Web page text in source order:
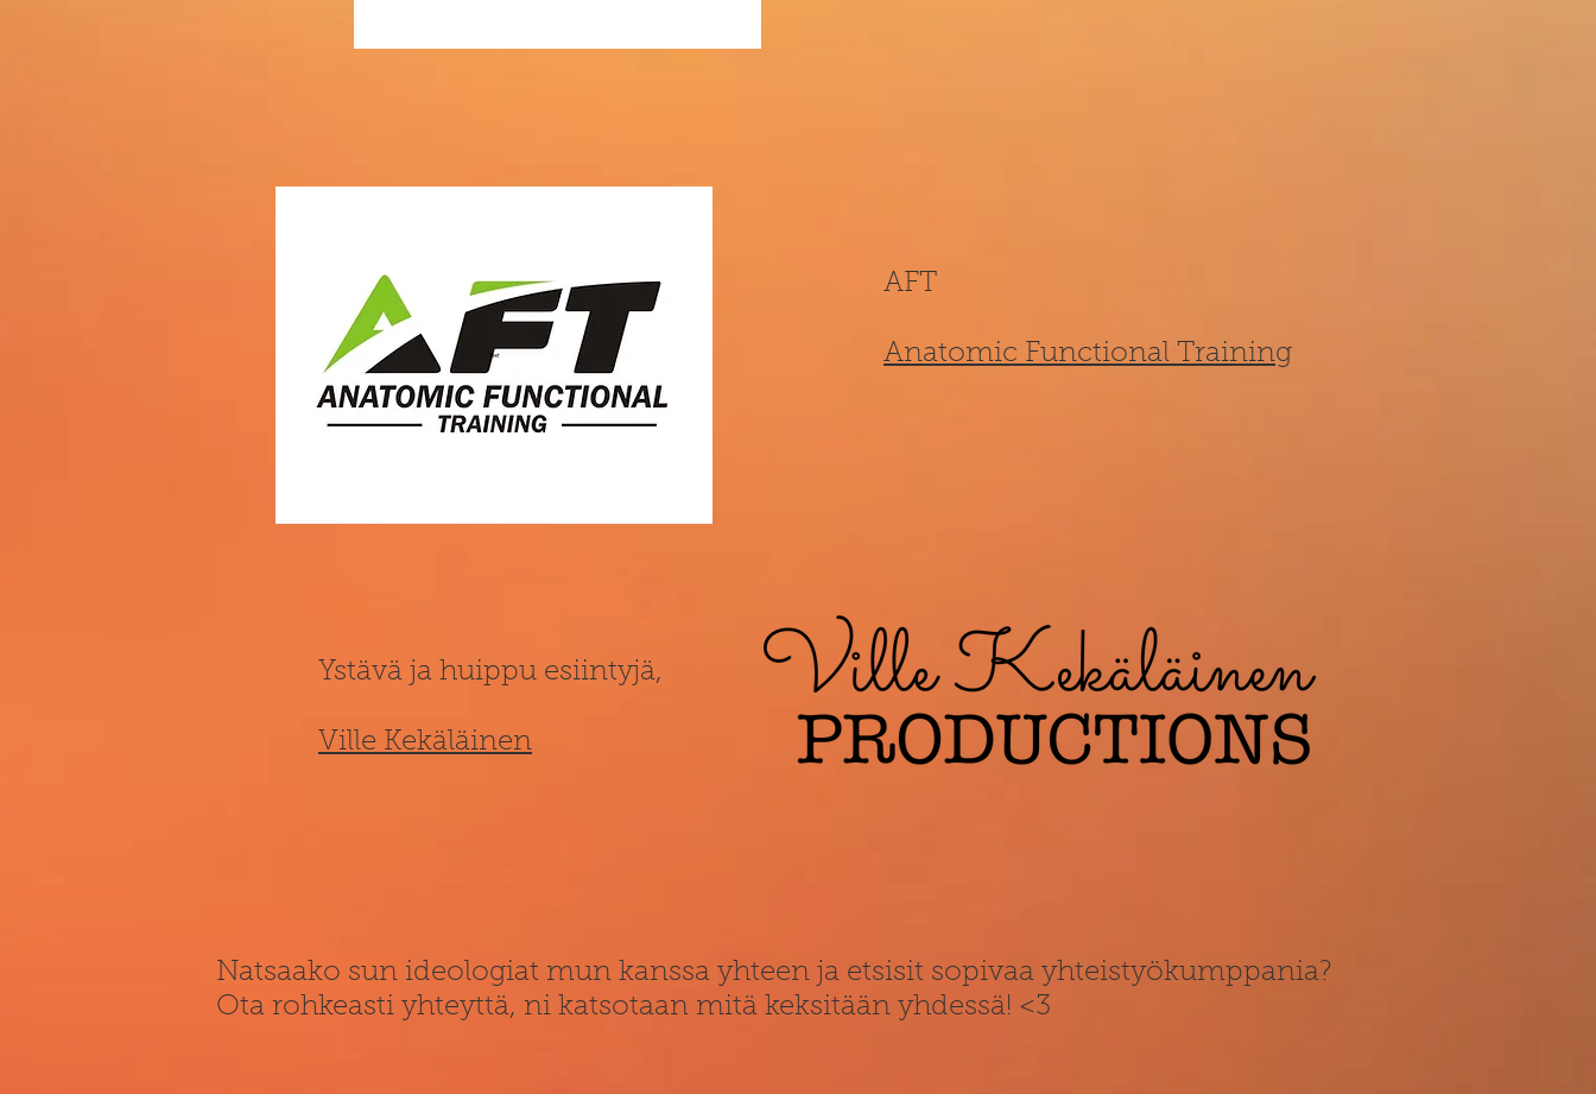
AFT
Anatomic Functional Training
Ystävä ja huippu esiintyjä,
Ville Kekäläinen
Natsaako sun ideologiat mun kanssa yhteen ja etsisit sopivaa yhteistyökumppania?
Ota rohkeasti yhteyttä, ni katsotaan mitä keksitään yhdessä! <3